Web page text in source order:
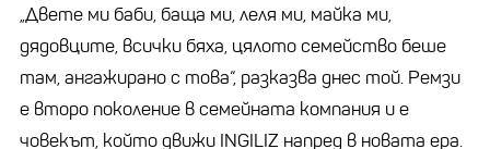
„Двете ми баби, баща ми, леля ми, майка ми,
дядовците, всички бяха, цялото семейство беше
там, ангажирано с това“, разказва днес той. Ремзи
е второ поколение в семейната компания и е
човекът, който движи INGILIZ напред в новата ера.